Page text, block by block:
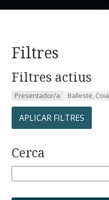
Filtres
Filtres actius
Presentador/a Ballesté, Coia
APLICAR FILTRES
Cerca